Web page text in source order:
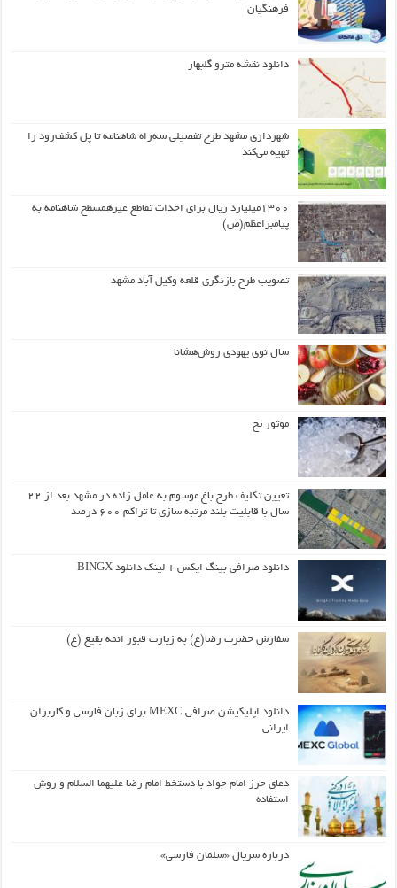
فرهنگیان
دانلود نقشه مترو گلبهار
شهرداری مشهد طرح تفصیلی سه‌راه شاهنامه تا پل کشف‌رود را
تهیه می‌کند
۱۳۰۰میلیارد ریال برای احداث تقاطع غیرهمسطح شاهنامه به
پیامبراعظم(ص)
تصویب طرح بازنگری قلعه وکیل آباد مشهد
سال نوی یهودی روش‌هشانا
موتور یخ
تعیین تکلیف طرح باغ موسوم به عامل زاده در مشهد بعد از ۲۲
سال با قابلیت بلند مرتبه سازی تا تراکم ۶۰۰ درصد
دانلود صرافی بینگ ایکس + لینک دانلود BINGX
سفارش حضرت رضا(ع) به زیارت قبور ائمه بقیع (ع)
دانلود اپلیکیشن صرافی MEXC برای زبان فارسی و کاربران
ایرانی
دعای حرز امام جواد با دستخط امام رضا علیهما السلام و روش
استفاده
درباره سریال «سلمان فارسی»